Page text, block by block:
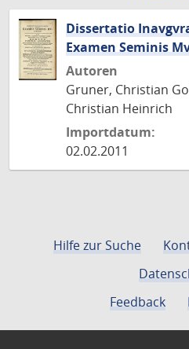
Dissertatio
Examen Seminis
Autoren
Gruner, Christian
Christian Heinrich
Importdatum:
02.02.2011
Hilfe zur Suche
Feedback